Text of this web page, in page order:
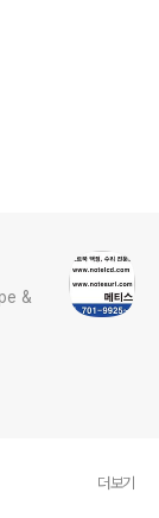
더보기